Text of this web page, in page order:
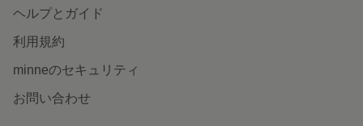
ヘルプとガイド
利用規約
minneのセキュリティ
お問い合わせ